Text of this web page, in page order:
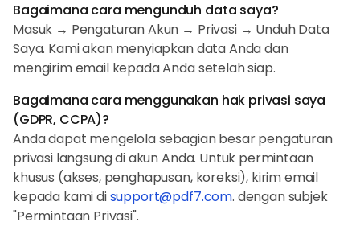
Bagaimana cara mengunduh data saya?
Masuk → Pengaturan Akun → Privasi → Unduh Data
Saya. Kami akan menyiapkan data Anda dan
mengirim email kepada Anda setelah siap.
Bagaimana cara menggunakan hak privasi saya
(GDPR, CCPA)?
Anda dapat mengelola sebagian besar pengaturan
privasi langsung di akun Anda. Untuk permintaan
khusus (akses, penghapusan, koreksi), kirim email
kepada kami disupport@pdf7.com. dengan subjek
"Permintaan Privasi".